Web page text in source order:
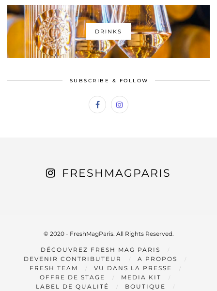
DRINKS
SUBSCRIBE & FOLLOW
FRESHMAGPARIS
© 2020 - FreshMagParis. All Rights Reserved.
DÉCOUVREZ FRESH MAG PARIS
DEVENIR CONTRIBUTEUR
A PROPOS
FRESH TEAM
VU DANS LA PRESSE
OFFRE DE STAGE
MEDIA KIT
LABEL DE QUALITÉ
BOUTIQUE